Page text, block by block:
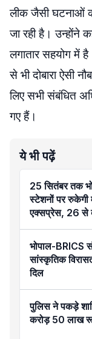
लीक जैसी घटनाओं
जा रही है। उन्होंने
लगातार सहयोग में
से भी दोबारा ऐसी
लिए सभी संबंधित
गए हैं।
ये भी पढ़ें
25 सितंबर तक
स्टेशनों पर रुकेगी
एक्सप्रेस, 26 से
भोपाल-BRICS
सांस्कृतिक
दिल
पुलिस ने पकड़े
करोड़ 50 लाख